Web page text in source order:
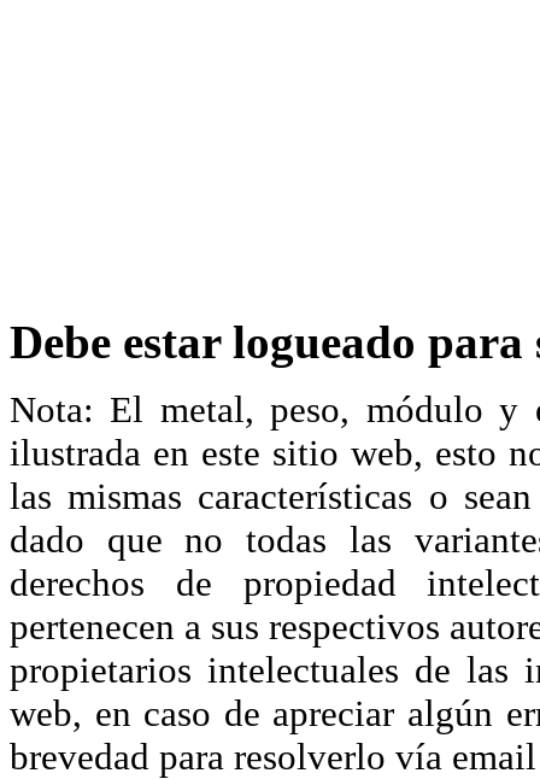
Debe estar logueado
Nota: El metal, peso, módulo y
ilustrada en este sitio web, esto
las mismas características o
dado que no todas las
derechos de propiedad
pertenecen a sus respectivos
propietarios intelectuales de las
web, en caso de apreciar algún
brevedad para resolverlo vía